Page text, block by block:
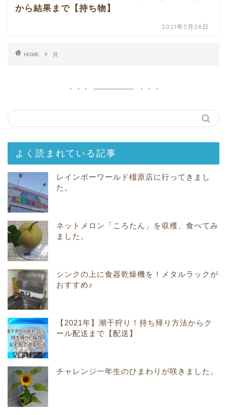
から結果まで【持ち物】
2021年5月28日
HOME 貝
よく読まれている記事
レインボーワールド橿原店に行ってきまし
た。
ネットメロン「ころたん」を収穫、食べてみ
ました。
シンクの上に食器乾燥機を！メタルラックが
おすすめ♪
【2021年】潮干狩り！持ち帰り方法からク
ール配送まで【配送】
チャレンジ一年生のひまわりが咲きました。